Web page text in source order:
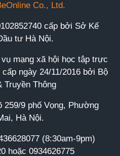
Co., Ltd.
cấp bởi Sở Kế
tư Hà Nội.
mạng xã hội học tập trực
ngày 24/11/2016 bởi Bộ
Truyền Thông
9 phố Vọng, Phường
Hà Nội.
(8:30am-9pm)
hoặc 0934626775